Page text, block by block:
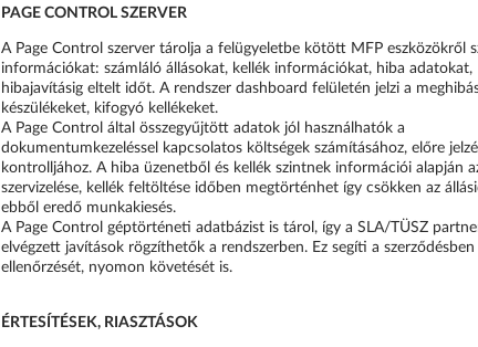
PAGE CONTROL SZERVER
A Page Control szerver tárolja a felügyeletbe kötött MFP eszközökről
információkat: számláló állásokat, kellék információkat, hiba adatokat,
hibajavításig eltelt időt. A rendszer dashboard felületén jelzi a
készülékeket, kifogyó kellékeket.
A Page Control által összegyűjtött adatok jól használhatók a
dokumentumkezeléssel kapcsolatos költségek számításához, előre
kontrolljához. A hiba üzenetből és kellék szintnek információi alapján
szervizelése, kellék feltöltése időben megtörténhet így csökken az
ebből eredő munkakiesés.
A Page Control géptörténeti adatbázist is tárol, így a SLA/TÜSZ
elvégzett javítások rögzíthetők a rendszerben. Ez segíti a
ellenőrzését, nyomon követését is.
ÉRTESÍTÉSEK, RIASZTÁSOK